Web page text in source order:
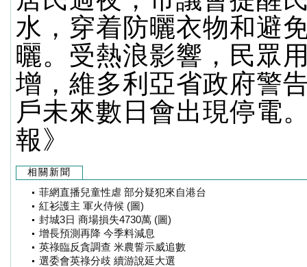
水，穿着防曬衣物和避
曬。受熱浪影響，民眾
增，維多利亞省政府警
戶未來數日會出現停電
報》
相關新聞
菲網直播兒童性虐 部分疑犯來自港台
紅衫護主 軍火侍候 (圖)
封城3日 商場損失4730萬 (圖)
增長預測再降 今季料減息
英祿臨反貪調查 米農誓示威追數
選委會英祿分歧 續游說延大選